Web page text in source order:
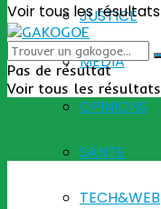
JUSTICE
MEDIA
OPINIONS
SANTE
TECH&WEB
Voir tous les résultats
Pas de résultat
Voir tous les résultats